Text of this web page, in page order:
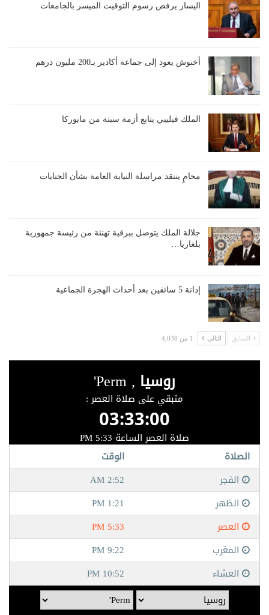
اليسار يرفض رسوم التوقيت الميسر بالجامعات
أخنوش يعود إلى جماعة أكادير بـ200 مليون درهم
الملك فيليبي يتابع أزمة سبتة من مايوركا
محامٍ ينتقد مراسلة النيابة العامة بشأن الجنايات
جلالة الملك يتوصل ببرقية تهنئة من رئيسة جمهورية
بلغاريا…
إدانة 5 سائقين بعد أحداث الهجرة الجماعية
السابق التالي 1 من 4,038